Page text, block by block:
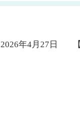
2026年4月27日